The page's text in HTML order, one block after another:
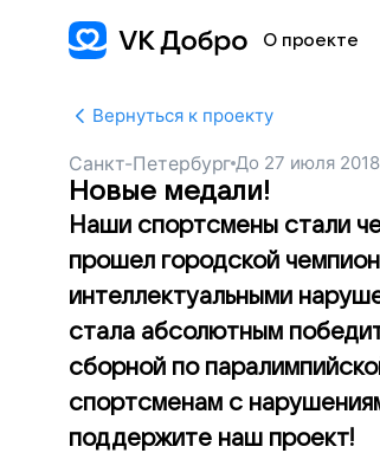
О проекте
Вернуться к проекту
Санкт-Петербург До 27 июля 2018
Новые медали!
Наши спортсмены стали
прошел городской
интеллектуальными
стала абсолютным
сборной по
спортсменам с
поддержите наш проект!